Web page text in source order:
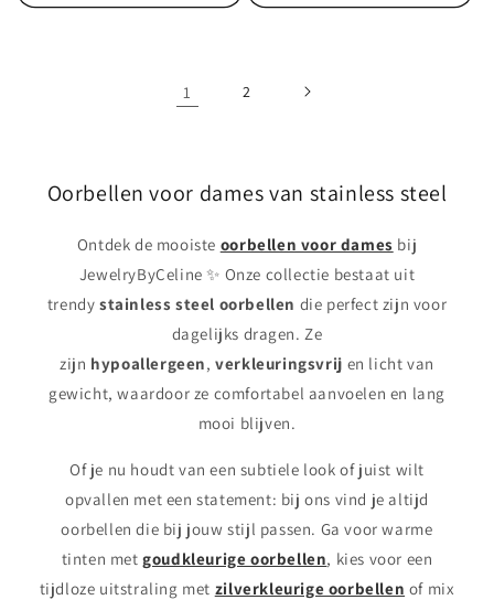
1 2
Oorbellen voor dames van stainless steel
Ontdek de mooiste oorbellen voor dames bij
JewelryByCeline ✨ Onze collectie bestaat uit
trendy stainless steel oorbellen die perfect zijn voor
dagelijks dragen. Ze
zijn hypoallergeen,verkleuringsvrij en licht van
gewicht, waardoor ze comfortabel aanvoelen en lang
mooi blijven.
Of je nu houdt van een subtiele look of juist wilt
opvallen met een statement: bij ons vind je altijd
oorbellen die bij jouw stijl passen. Ga voor warme
tinten metgoudkleurige oorbellen, kies voor een
tijdloze uitstraling met zilverkleurige oorbellen of mix